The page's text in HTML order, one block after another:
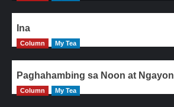
Ina
Column My Tea
Paghahambing sa Noon at Ngayon
Column My Tea